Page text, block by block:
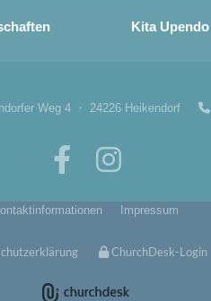
Kita Upendo
Weg 4 ・ 24226 Heikendorf 
Impressum
ChurchDesk-Login